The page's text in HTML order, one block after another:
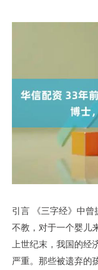
引言 《三字经》中
不教，对于一个婴儿
上世纪末，我国的
严重。那些被遗弃的